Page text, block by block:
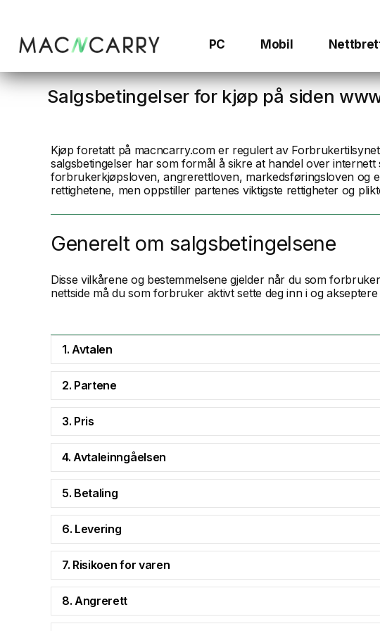
PC
Mobil
Salgsbetingelser for kjøp på siden
Kjøp foretatt på macncarry.com er regulert av
salgsbetingelser har som formål å sikre at handel over
forbrukerkjøpsloven, angrerettloven, markedsføringsloven og
rettighetene, men oppstiller partenes viktigste rettigheter og
Generelt om salgsbetingelsene
Disse vilkårene og bestemmelsene gjelder når du som
nettside må du som forbruker aktivt sette deg inn i og
1. Avtalen
2. Partene
3. Pris
4. Avtaleinngåelsen
5. Betaling
6. Levering
7. Risikoen for varen
8. Angrerett